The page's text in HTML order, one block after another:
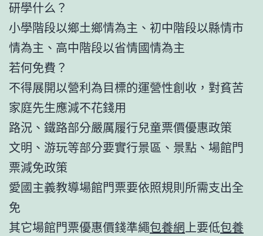
研學什么？
小學階段以鄉土鄉情為主、初中階段以縣情市
情為主、高中階段以省情國情為主
若何免費？
不得展開以營利為目標的運營性創收，對貧苦
家庭先生應減不花錢用
路況、鐵路部分嚴厲履行兒童票價優惠政策
文明、游玩等部分要實行景區、景點、場館門
票減免政策
愛國主義教導場館門票要依照規則所需支出全
免
其它場館門票優惠價錢準繩包養網 上要低包養